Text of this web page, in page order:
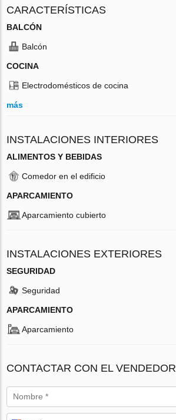
CARACTERÍSTICAS
BALCÓN
Balcón
COCINA
Electrodomésticos de cocina
más
INSTALACIONES INTERIORES
ALIMENTOS Y BEBIDAS
Comedor en el edificio
APARCAMIENTO
Aparcamiento cubierto
INSTALACIONES EXTERIORES
SEGURIDAD
Seguridad
APARCAMIENTO
Aparcamiento
CONTACTAR CON EL VENDEDOR